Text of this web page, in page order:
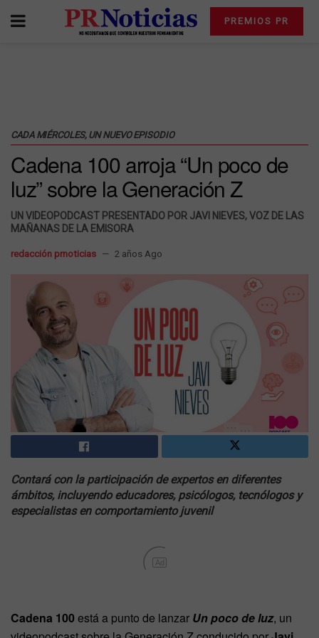
PREMIOS PR
CADA MIÉRCOLES, UN NUEVO EPISODIO
Cadena 100 arroja “Un poco de
luz” sobre la Generación Z
UN VIDEOPODCAST PRESENTADO POR JAVI NIEVES, VOZ DE LAS
MAÑANAS DE LA EMISORA
redacción prnoticias 2 años Ago
Contará con la participación de expertos en diferentes
ámbitos, incluyendo educadores, psicólogos, tecnólogos y
especialistas en comportamiento juvenil
Ad
Cadena 100 está a punto de lanzar Un poco de luz, un